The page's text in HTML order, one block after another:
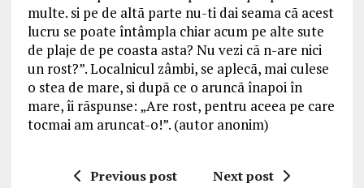
multe. si pe de altã parte nu-ti dai seama cã acest
lucru se poate întâmpla chiar acum pe alte sute
de plaje de pe coasta asta? Nu vezi cã n-are nici
un rost?”. Localnicul zâmbi, se aplecã, mai culese
o stea de mare, si dupã ce o aruncã înapoi în
mare, îi rãspunse: „Are rost, pentru aceea pe care
tocmai am aruncat-o!”. (autor anonim)
Previous post Next post